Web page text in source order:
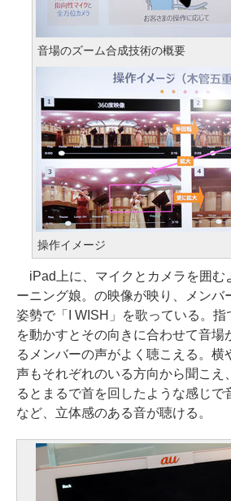
音場のズーム合成技術の概要
操作イメージ
iPad上に、マイクとカメラを囲む
ーニング娘。の映像が映り、メンバ
姿勢で「I WISH」を歌っている。指
を動かすとその向きに合わせて音場
るメンバーの声がよく聴こえる。横
声もそれぞれのいる方向から聞こえ
るとまるで首を回したような感じで
など、立体感のある音が聴ける。